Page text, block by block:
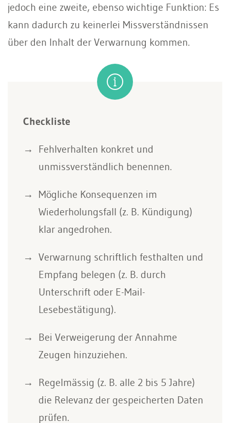
jedoch eine zweite, ebenso wichtige Funktion: Es
kann dadurch zu keinerlei Missverständnissen
über den Inhalt der Verwarnung kommen.
Checkliste
Fehlverhalten konkret und
unmissverständlich benennen.
Mögliche Konsequenzen im
Wiederholungsfall (z. B. Kündigung)
klar angedrohen.
Verwarnung schriftlich festhalten und
Empfang belegen (z. B. durch
Unterschrift oder E-Mail-
Lesebestätigung).
Bei Verweigerung der Annahme
Zeugen hinzuziehen.
Regelmässig (z. B. alle 2 bis 5 Jahre)
die Relevanz der gespeicherten Daten
prüfen.